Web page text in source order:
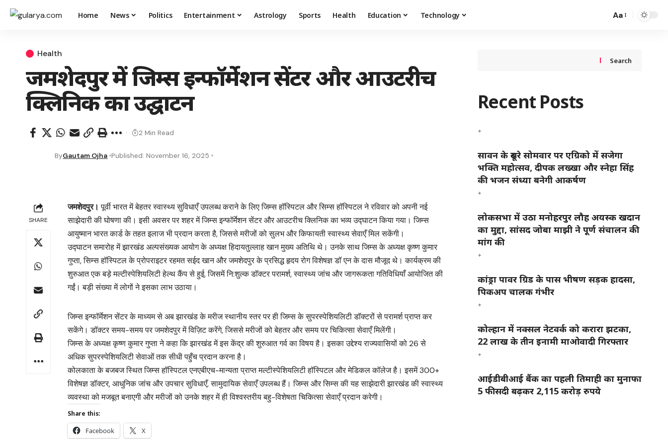
Home News Politics Entertainment Astrology Sports Health Education Technology Aa
Health
जमशेदपुर में जिम्स इन्फॉर्मेशन सेंटर और आउटरीच
क्लिनिक का उद्घाटन
ByGautam Ojha Published: November 16, 2025
2 Min Read
SHARE
जमशेदपुर। पूर्वी भारत में बेहतर स्वास्थ्य सुविधाएँ उपलब्ध कराने के लिए जिम्स हॉस्पिटल और सिम्स हॉस्पिटल ने रविवार को अपनी नई
साझेदारी की घोषणा की। इसी अवसर पर शहर में जिम्स इन्फॉर्मेशन सेंटर और आउटरीच क्लिनिक का भव्य उद्घाटन किया गया। जिम्स
आयुष्मान भारत कार्ड के तहत इलाज भी प्रदान करता है, जिससे मरीजों को सुलभ और किफायती स्वास्थ्य सेवाएँ मिल सकेंगी।
उद्घाटन समारोह में झारखंड अल्पसंख्यक आयोग के अध्यक्ष हिदायतुल्लाह खान मुख्य अतिथि थे। उनके साथ जिम्स के अध्यक्ष कृष्ण कुमार
गुप्ता, सिम्स हॉस्पिटल के प्रोपराइटर रहमत सईद खान और जमशेदपुर के प्रसिद्ध हृदय रोग विशेषज्ञ डॉ एन के दास मौजूद थे। कार्यक्रम की
शुरुआत एक बड़े मल्टीस्पेशियलिटी हेल्थ कैंप से हुई, जिसमें नि:शुल्क डॉक्टर परामर्श, स्वास्थ्य जांच और जागरूकता गतिविधियाँ आयोजित की
गईं। बड़ी संख्या में लोगों ने इसका लाभ उठाया।
जिम्स इन्फॉर्मेशन सेंटर के माध्यम से अब झारखंड के मरीज स्थानीय स्तर पर ही जिम्स के सुपरस्पेशियलिटी डॉक्टरों से परामर्श प्राप्त कर
सकेंगे। डॉक्टर समय-समय पर जमशेदपुर में विज़िट करेंगे, जिससे मरीजों को बेहतर और समय पर चिकित्सा सेवाएँ मिलेंगी।
जिम्स के अध्यक्ष कृष्ण कुमार गुप्ता ने कहा कि झारखंड में इस केंद्र की शुरुआत गर्व का विषय है। इसका उद्देश्य राज्यवासियों को 26 से
अधिक सुपरस्पेशियलिटी सेवाओं तक सीधी पहुँच प्रदान करना है।
कोलकाता के बजबज स्थित जिम्स हॉस्पिटल एनएबीएच-मान्यता प्राप्त मल्टीस्पेशियलिटी हॉस्पिटल और मेडिकल कॉलेज है। इसमें 300+
विशेषज्ञ डॉक्टर, आधुनिक जांच और उपचार सुविधाएँ, सामुदायिक सेवाएँ उपलब्ध हैं। जिम्स और सिम्स की यह साझेदारी झारखंड की स्वास्थ्य
व्यवस्था को मजबूत बनाएगी और मरीजों को उनके शहर में ही विश्वस्तरीय बहु-विशेषता चिकित्सा सेवाएँ प्रदान करेगी।
Share this:
Facebook X
Search
Recent Posts
सावन के दूसरे सोमवार पर एग्रिको में सजेगा
भक्ति महोत्सव, दीपक लख्खा और स्नेहा सिंह
की भजन संध्या बनेगी आकर्षण
लोकसभा में उठा मनोहरपुर लौह अयस्क खदान
का मुद्दा, सांसद जोबा माझी ने पूर्ण संचालन की
मांग की
कांड्रा पावर ग्रिड के पास भीषण सड़क हादसा,
पिकअप चालक गंभीर
कोल्हान में नक्सल नेटवर्क को करारा झटका,
22 लाख के तीन इनामी माओवादी गिरफ्तार
आईडीबीआई बैंक का पहली तिमाही का मुनाफा
5 फीसदी बढ़कर 2,115 करोड़ रुपये